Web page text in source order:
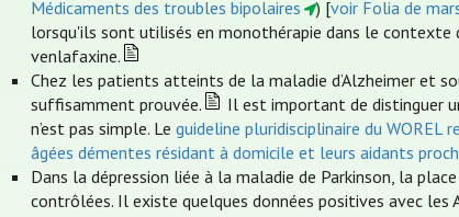
Médicaments des troubles bipolaires
) [voir Folia de
lorsqu'ils sont utilisés en monothérapie dans le contexte
venlafaxine.
Chez les patients atteints de la maladie d’Alzheimer et
suffisamment prouvée.
Il est important de distinguer
n’est pas simple. Le guideline pluridisciplinaire du
âgées démentes résidant à domicile et leurs aidants
Dans la dépression liée à la maladie de Parkinson, la
contrôlées. Il existe quelques données positives avec les